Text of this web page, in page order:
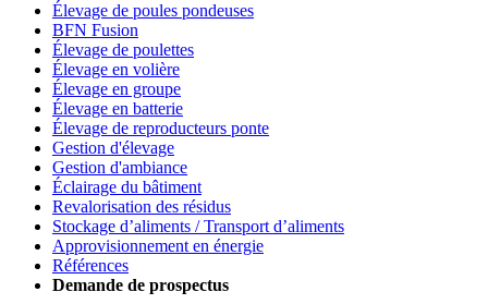
Élevage de poules pondeuses
BFN Fusion
Élevage de poulettes
Élevage en volière
Élevage en groupe
Élevage en batterie
Élevage de reproducteurs ponte
Gestion d'élevage
Gestion d'ambiance
Éclairage du bâtiment
Revalorisation des résidus
Stockage d’aliments / Transport d’aliments
Approvisionnement en énergie
Références
Demande de prospectus